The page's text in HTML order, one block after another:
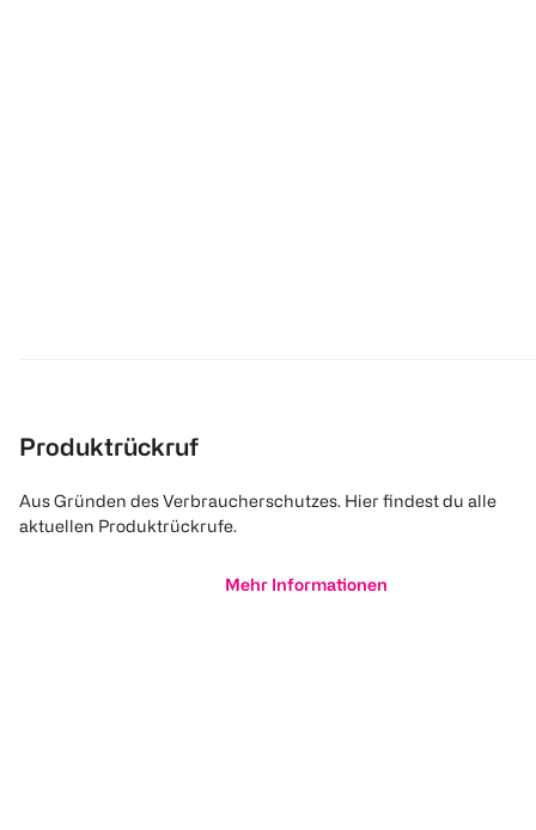
Produktrückruf
Aus Gründen des Verbraucherschutzes. Hier findest du alle
aktuellen Produktrückrufe.
Mehr Informationen